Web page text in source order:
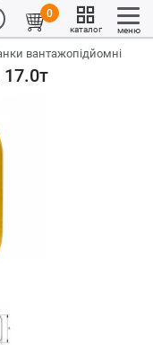
0
каталог меню
вантажопідйомні